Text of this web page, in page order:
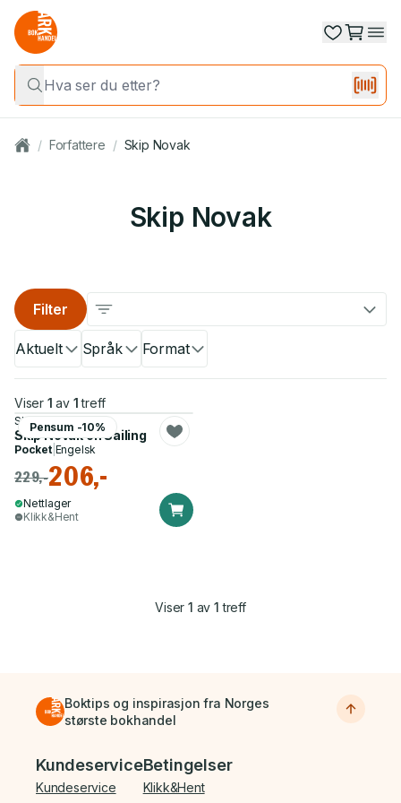
/ Forfattere / Skip Novak
Skip Novak
Aktuelt Språk Format
Filter
Viser 1 av 1 treff
Pensum -10%
Skip Novak
Skip Novak on Sailing
Pocket| Engelsk
229,-206,-
Nettlager
Klikk&Hent
Viser1 av 1 treff
Boktips og inspirasjon fra Norges
største bokhandel
Bunnmeny
Kundeservice
Kundeservice
Betingelser
Klikk&Hent